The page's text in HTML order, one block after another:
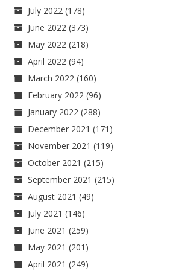
July 2022 (178)
June 2022 (373)
May 2022 (218)
April 2022 (94)
March 2022 (160)
February 2022 (96)
January 2022 (288)
December 2021 (171)
November 2021 (119)
October 2021 (215)
September 2021 (215)
August 2021 (49)
July 2021 (146)
June 2021 (259)
May 2021 (201)
April 2021 (249)